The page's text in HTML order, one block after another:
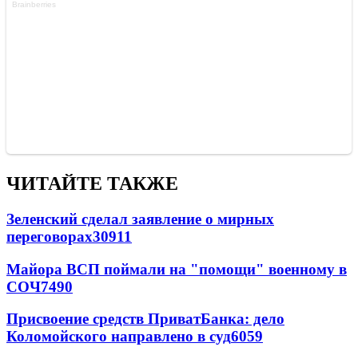
ЧИТАЙТЕ ТАКЖЕ
Зеленский сделал заявление о мирных
переговорах30911
Майора ВСП поймали на "помощи" военному в
СОЧ7490
Присвоение средств ПриватБанка: дело
Коломойского направлено в суд6059